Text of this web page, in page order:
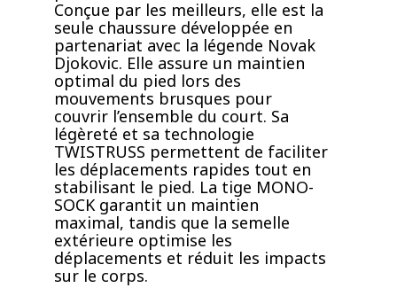
Conçue par les meilleurs, elle est la
seule chaussure développée en
partenariat avec la légende Novak
Djokovic. Elle assure un maintien
optimal du pied lors des
mouvements brusques pour
couvrir l’ensemble du court. Sa
légèreté et sa technologie
TWISTRUSS permettent de faciliter
les déplacements rapides tout en
stabilisant le pied. La tige MONO-
SOCK garantit un maintien
maximal, tandis que la semelle
extérieure optimise les
déplacements et réduit les impacts
sur le corps.